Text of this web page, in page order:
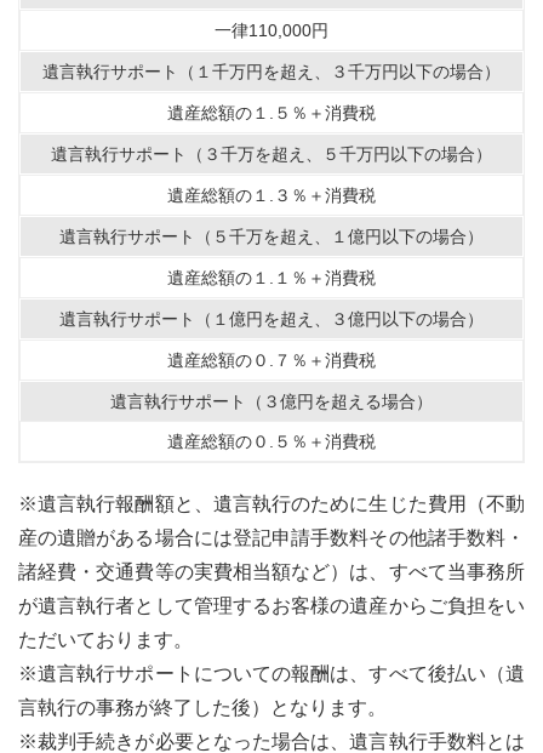
一律110,000円
遺言執行サポート（１千万円を超え、３千万円以下の場合）
遺産総額の１.５％＋消費税
遺言執行サポート（３千万を超え、５千万円以下の場合）
遺産総額の１.３％＋消費税
遺言執行サポート（５千万を超え、１億円以下の場合）
遺産総額の１.１％＋消費税
遺言執行サポート（１億円を超え、３億円以下の場合）
遺産総額の０.７％＋消費税
遺言執行サポート（３億円を超える場合）
遺産総額の０.５％＋消費税
※遺言執行報酬額と、遺言執行のために生じた費用（不動
産の遺贈がある場合には登記申請手数料その他諸手数料・
諸経費・交通費等の実費相当額など）は、すべて当事務所
が遺言執行者として管理するお客様の遺産からご負担をい
ただいております。
※遺言執行サポートについての報酬は、すべて後払い（遺
言執行の事務が終了した後）となります。
※裁判手続きが必要となった場合は、遺言執行手数料とは